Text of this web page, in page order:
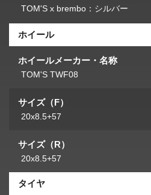
TOM'S x brembo：シルバー
ホイール
ホイールメーカー・名称
TOM'S TWF08
サイズ（F）
20x8.5+57
サイズ（R）
20x8.5+57
タイヤ